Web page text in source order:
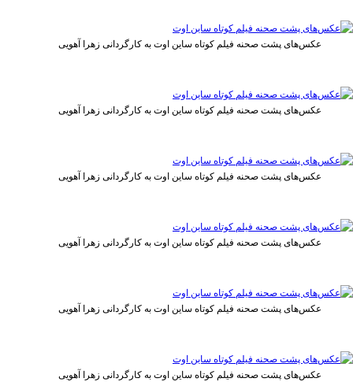
عکس‌های پشت صحنه فیلم کوتاه ساین اوت به کارگردانی زهرا آهویی
عکس‌های پشت صحنه فیلم کوتاه ساین اوت به کارگردانی زهرا آهویی
عکس‌های پشت صحنه فیلم کوتاه ساین اوت به کارگردانی زهرا آهویی
عکس‌های پشت صحنه فیلم کوتاه ساین اوت به کارگردانی زهرا آهویی
عکس‌های پشت صحنه فیلم کوتاه ساین اوت به کارگردانی زهرا آهویی
عکس‌های پشت صحنه فیلم کوتاه ساین اوت به کارگردانی زهرا آهویی